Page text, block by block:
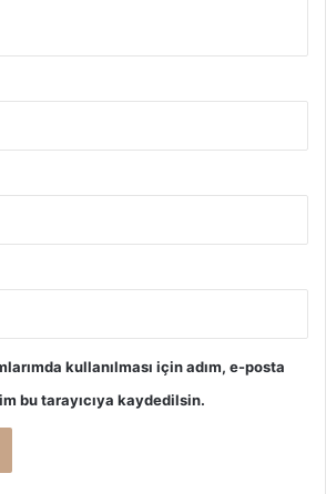
kullanılması için adım, e-posta
bu tarayıcıya kaydedilsin.